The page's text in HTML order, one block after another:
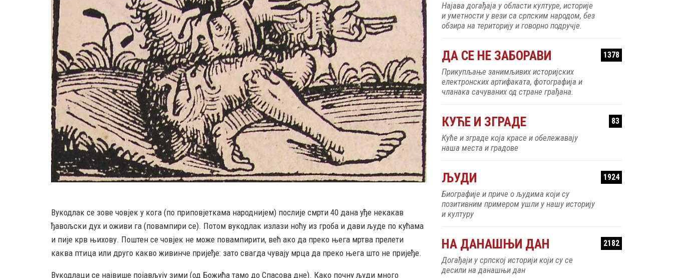
Вукодлак се зове човјек у кога (по приповјеткама народнијем) послије смрти 40 дана уђе некакав
ђавољски дух и оживи га (повампири се). Потом вукодлак излази ноћу из гроба и дави људе по кућама
и пије крв њихову. Поштен се човјек не може повампирити, већ ако да преко њега мртва прелети
каква птица или друго какво живинче пријеђе: зато свагда чувају мрца да преко њега што не пријеђе.
Вукодлаци се највише појављују зими (од Божића тамо до Спасова дне). Како почну људи много
Најава догађаја у области културе, историје
и уметности у вези са српским народом, без
обзира на територију и говорно подручје.
ДА СЕ НЕ ЗАБОРАВИ 1378
Прикупљање занимљивих историјских
електронских артифаката, фотографија и
чланака сачуваних од стране грађана.
КУЋЕ И ЗГРАДЕ 83
Куће и зграде која красе и обележавају
наша места и градове
ЉУДИ 1924
Биографије и приче о људима који су
позитивним примером ушли у нашу историју
и културу
НА ДАНАШЊИ ДАН 2182
Догађаји у српској историји који су се
десили на данашњи дан